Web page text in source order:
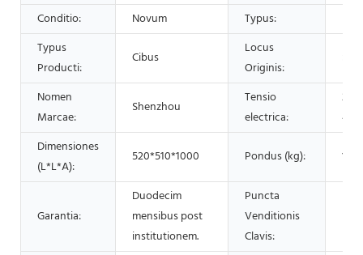
Conditio:
Novum Typus:
Typus
Producti:
Cibus
Locus
Originis:
Nomen
Marcae:
Shenzhou
Tensio
electrica:
Dimensiones
(L*L*A):
520*510*1000 Pondus (kg): 120
Garantia:
Duodecim
mensibus post
institutionem.
Puncta
Venditionis
Clavis: